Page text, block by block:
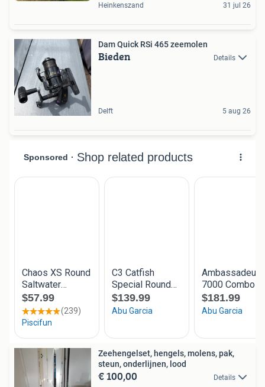
Heinkenszand 31 jul 26
Dam Quick RSi 465 zeemolen
Bieden Details
Delft 5 aug 26
Zeehengelset, hengels, molens, pak,
steun, onderlijnen, lood
€ 100,00 Details